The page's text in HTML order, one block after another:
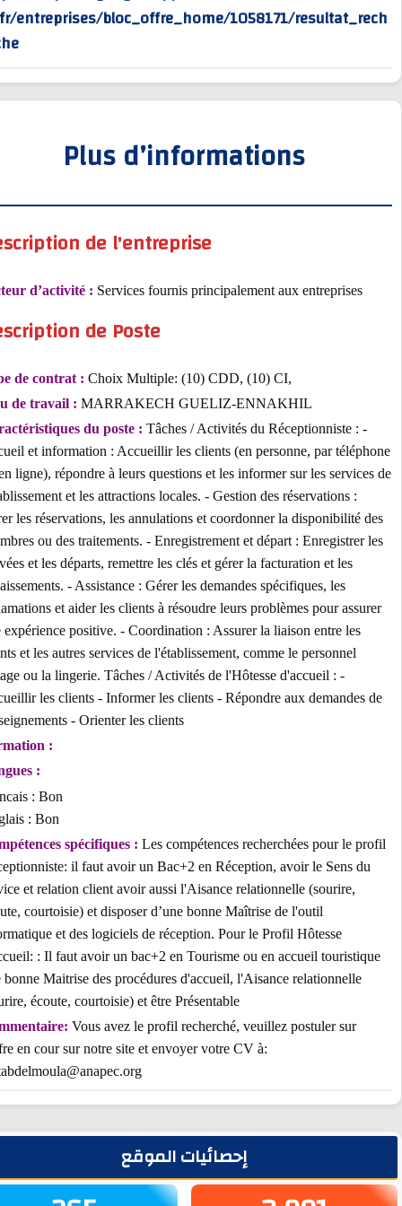
rv/fr/entreprises/bloc_offre_home/1058171/
erche
Plus d’informations
Description de l'entreprise
Secteur d’activité :Services fournis principalement aux entreprises
Description de Poste
Type de contrat :Choix Multiple: (10) CDD, (10) CI,
Lieu de travail :MARRAKECH GUELIZ-ENNAKHIL
Caractéristiques du poste :Tâches / Activités du Réceptionniste : -
Accueil et information : Accueillir les clients (en personne, par
ou en ligne), répondre à leurs questions et les informer sur les
l'établissement et les attractions locales. - Gestion des réservations :
Gérer les réservations, les annulations et coordonner la disponibilité
chambres ou des traitements. - Enregistrement et départ : Enregistrer
arrivées et les départs, remettre les clés et gérer la facturation et les
encaissements. - Assistance : Gérer les demandes spécifiques, les
réclamations et aider les clients à résoudre leurs problèmes pour
une expérience positive. - Coordination : Assurer la liaison entre les
clients et les autres services de l'établissement, comme le personnel
d'étage ou la lingerie. Tâches / Activités de l'Hôtesse d'accueil : -
Accueillir les clients - Informer les clients - Répondre aux demandes
renseignements - Orienter les clients
Formation :
Langues :
Francais : Bon
Anglais : Bon
Compétences spécifiques :Les compétences recherchées pour le
Réceptionniste: il faut avoir un Bac+2 en Réception, avoir le Sens
service et relation client avoir aussi l'Aisance relationnelle (sourire,
écoute, courtoisie) et disposer d’une bonne Maîtrise de l'outil
informatique et des logiciels de réception. Pour le Profil Hôtesse
d'accueil: : Il faut avoir un bac+2 en Tourisme ou en accueil
une bonne Maitrise des procédures d'accueil, l'Aisance relationnelle
(sourire, écoute, courtoisie) et être Présentable
Commentaire:Vous avez le profil recherché, veuillez postuler sur
l'offre en cour sur notre site et envoyer votre CV à:
t.aitabdelmoula@anapec.org
إحصائيات الموقع